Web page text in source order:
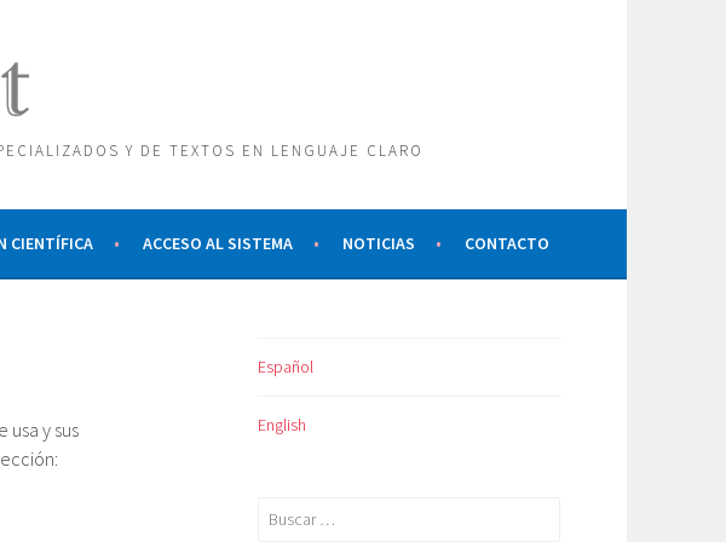
Y DE TEXTOS EN LENGUAJE CLARO
CIENTÍFICA ACCESO AL SISTEMA NOTICIAS CONTACTO
y sus
Español
English
Buscar: